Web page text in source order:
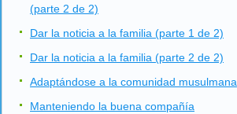
(parte 2 de 2)
Dar la noticia a la familia (parte 1 de 2)
Dar la noticia a la familia (parte 2 de 2)
Adaptándose a la comunidad musulmana
Manteniendo la buena compañía